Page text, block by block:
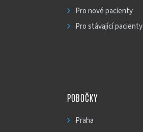
Pro nové pacienty
Pro stávající pacienty
POBOČKY
Praha